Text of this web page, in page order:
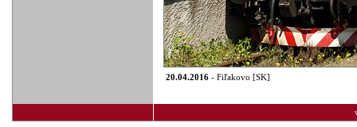
20.04.2016 - Fiľakovo [SK]